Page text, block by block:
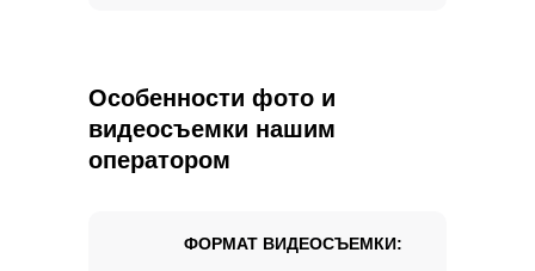
Особенности фото и
видеосъемки нашим
оператором
ФОРМАТ ВИДЕОСЪЕМКИ: